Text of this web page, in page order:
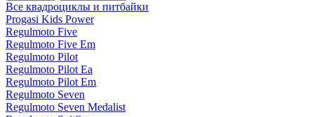
Все квадроциклы и питбайки
Progasi Kids Power
Regulmoto Five
Regulmoto Five Em
Regulmoto Pilot
Regulmoto Pilot Ea
Regulmoto Pilot Em
Regulmoto Seven
Regulmoto Seven Medalist